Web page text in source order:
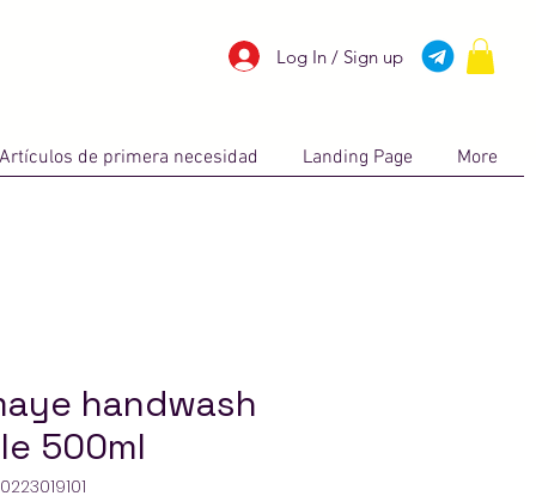
Log In / Sign up
Artículos de primera necesidad Landing Page More
handwash
500ml